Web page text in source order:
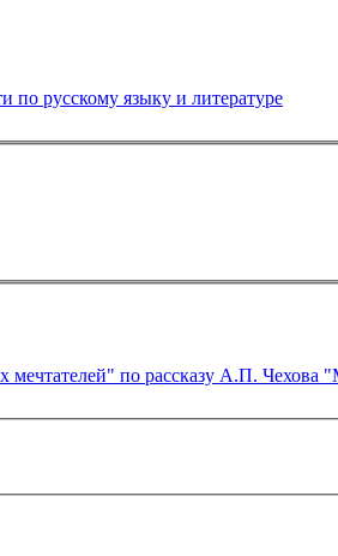
по русскому языку и литературе
по рассказу А.П. Чехова